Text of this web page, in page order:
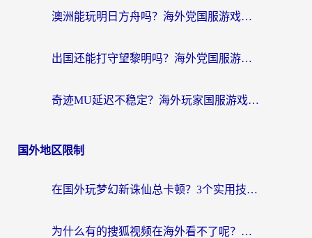
澳洲能玩明日方舟吗？海外党国服游戏畅玩终极指南（附实用加速器选择技巧）
出国还能打守望黎明吗？海外党国服游戏不卡顿的终极解法
奇迹MU延迟不稳定？海外玩家国服游戏加速器终极指南：从卡顿到丝滑的秘密
国外地区限制
在国外玩梦幻新诛仙总卡顿？3个实用技巧解决海外党痛点（附回国加速器选择指南）
为什么有的搜狐视频在海外看不了呢？留学生亲测有效的回国加速攻略